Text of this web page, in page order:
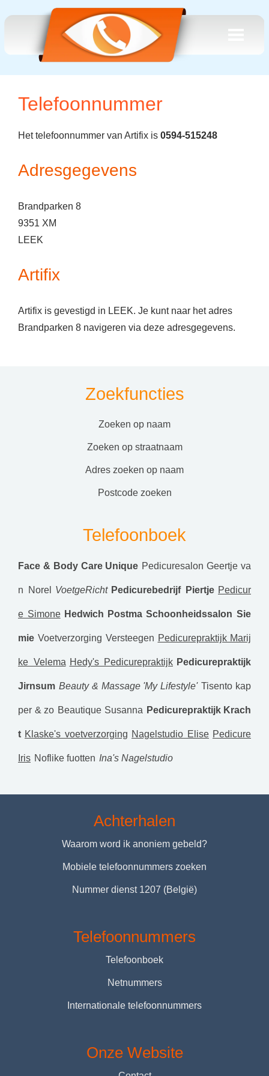
Telefoonnummer
Het telefoonnummer van Artifix is 0594-515248
Adresgegevens
Brandparken 8
9351 XM
LEEK
Artifix
Artifix is gevestigd in LEEK. Je kunt naar het adres
Brandparken 8 navigeren via deze adresgegevens.
Zoekfuncties
zoeken op naam
zoeken op straatnaam
adres zoeken op naam
postcode zoeken
Telefoonboek
Face & Body Care Unique Pedicuresalon Geertje va
n Norel VoetgeRicht Pedicurebedrijf Piertje Pedicur
e Simone Hedwich Postma Schoonheidssalon Sie
mie Voetverzorging Versteegen Pedicurepraktijk Marij
ke Velema Hedy's Pedicurepraktijk Pedicurepraktijk
Jirnsum Beauty & Massage 'My Lifestyle' Tisento kap
per & zo Beautique Susanna Pedicurepraktijk Krach
t Klaske's voetverzorging Nagelstudio Elise Pedicure
Iris Noflike fuotten Ina's Nagelstudio
Achterhalen
Waarom word ik anoniem gebeld?
Mobiele telefoonnummers zoeken
Nummer dienst 1207 (België)
Telefoonnummers
Telefoonboek
Netnummers
Internationale telefoonnummers
Onze Website